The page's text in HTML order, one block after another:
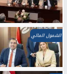
الشمول المالي